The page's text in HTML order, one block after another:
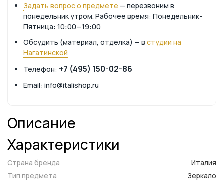
Задать вопрос о предмете — перезвоним в
понедельник утром. Рабочее время: Понедельник-
Пятница: 10:00—19:00
Обсудить (материал, отделка) — в студии на
Нагатинской
Телефон: +7 (495) 150-02-86
Email: info@italishop.ru
Описание
Характеристики
Страна бренда
Италия
Тип предмета
Зеркало